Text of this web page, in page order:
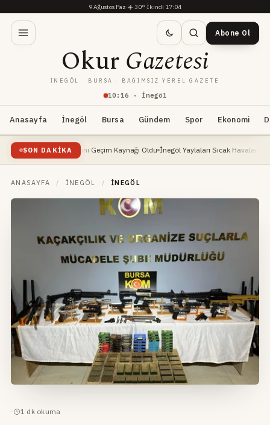
9 Ağustos Paz·☀️ 30°·İkindi 17:04
10 : 16 · İnegöl
OkurGazetesi
İNEGÖL · BURSA · BAĞIMSIZ YEREL GAZETE
Abone Ol
Anasayfa İnegöl Bursa Gündem Spor Ekonomi
SON DAKIKA
Yeni Geçim Kaynağı Oldu İnegöl Yaylaları Sıcak Havalarda Doğa
ANASAYFA / İNEGÖL / İNEGÖL
· 1 dk okuma